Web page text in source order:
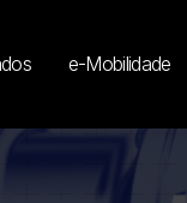
e-Mobilidade